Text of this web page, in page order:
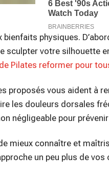
physiques.
sculpter votre silhouette
Pilates reformer pour
proposés vous aident à
les douleurs dorsales
négligeable pour
mieux connaître et
un peu plus de